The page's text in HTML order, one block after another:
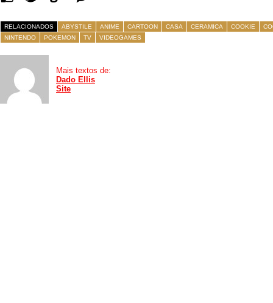
RELACIONADOS ABYSTILE ANIME CARTOON CASA CERAMICA COOKIE
NINTENDO
POKEMON TV VIDEOGAMES
Mais textos de:
Dado Ellis
Site